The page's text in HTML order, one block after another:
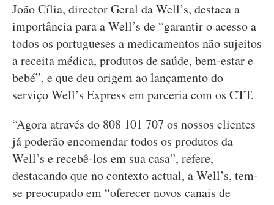
João Cília, director Geral da Well’s, destaca a
importância para a Well’s de “garantir o acesso a
todos os portugueses a medicamentos não sujeitos
a receita médica, produtos de saúde, bem-estar e
bebé”, e que deu origem ao lançamento do
serviço Well’s Express em parceria com os CTT.
“Agora através do 808 101 707 os nossos clientes
já poderão encomendar todos os produtos da
Well’s e recebê-los em sua casa”, refere,
destacando que no contexto actual, a Well’s, tem-
se preocupado em “oferecer novos canais de